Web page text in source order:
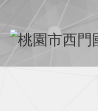
移至網頁之主要內容區位置